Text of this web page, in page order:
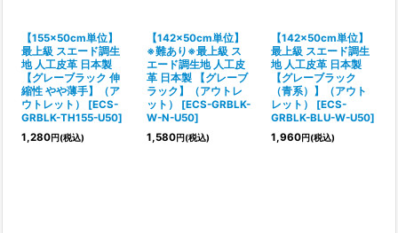
【155×50cm単位】
最上級 スエード調生
地 人工皮革 日本製
【グレーブラック 伸
縮性 やや薄手】（ア
ウトレット）
[ECS-
GRBLK-TH155-U50]
1,280円(税込)
【142×50cm単位】
※難あり※最上級 ス
エード調生地 人工皮
革 日本製 【グレーブ
ラック】（アウトレ
ット）
[ECS-GRBLK-
W-N-U50]
1,580円(税込)
【142×50cm単位】
最上級 スエード調生
地 人工皮革 日本製
【グレーブラック
（青系）】（アウト
レット）
[ECS-
GRBLK-BLU-W-U50]
1,960円(税込)